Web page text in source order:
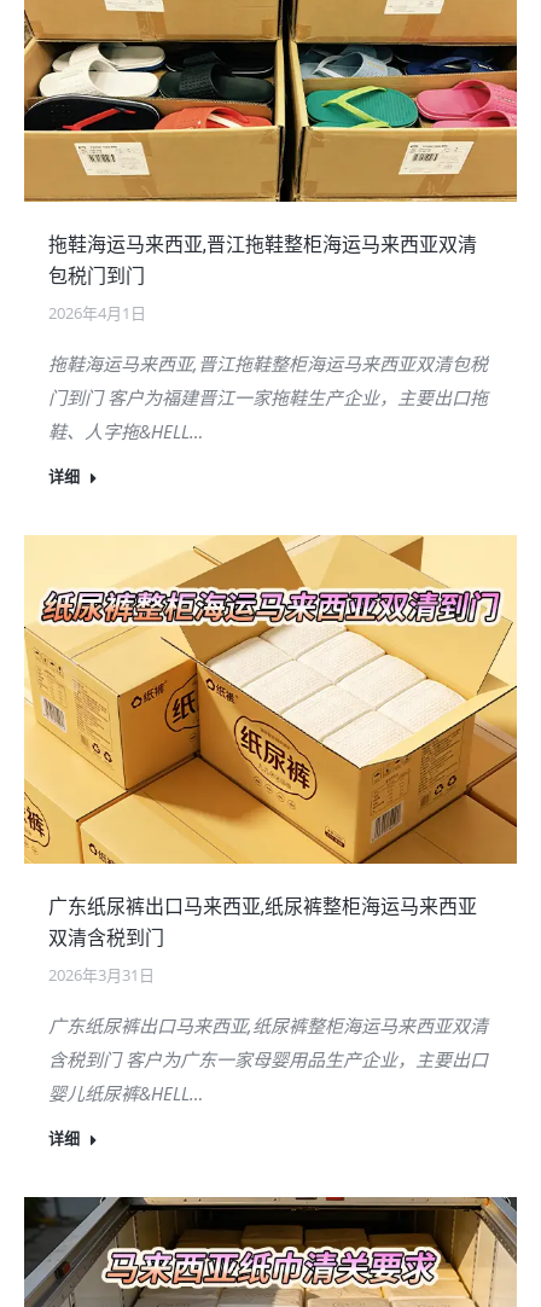
拖鞋海运马来西亚,晋江拖鞋整柜海运马来西亚双清
包税门到门
2026年4月1日
拖鞋海运马来西亚,晋江拖鞋整柜海运马来西亚双清包税
门到门 客户为福建晋江一家拖鞋生产企业，主要出口拖
鞋、人字拖&HELL…
详细
广东纸尿裤出口马来西亚,纸尿裤整柜海运马来西亚
双清含税到门
2026年3月31日
广东纸尿裤出口马来西亚,纸尿裤整柜海运马来西亚双清
含税到门 客户为广东一家母婴用品生产企业，主要出口
婴儿纸尿裤&HELL…
详细